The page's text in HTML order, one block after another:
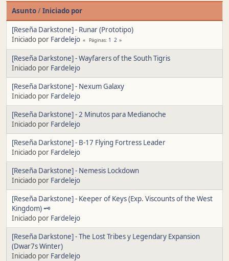
Asunto/Iniciado por
[Reseña Darkstone] - Runar (Prototipo)
Iniciado por Fardelejo Páginas 1 2
[Reseña Darkstone] - Wayfarers of the South Tigris
Iniciado por Fardelejo
[Reseña Darkstone] - Nexum Galaxy
Iniciado por Fardelejo
[Reseña Darkstone] - 2 Minutos para Medianoche
Iniciado por Fardelejo
[Reseña Darkstone] - B-17 Flying Fortress Leader
Iniciado por Fardelejo
[Reseña Darkstone] - Nemesis Lockdown
Iniciado por Fardelejo
[Reseña Darkstone] - Keeper of Keys (Exp. Viscounts of the West
Kingdom) 🗝
Iniciado por Fardelejo
[Reseña Darkstone] - The Lost Tribes y Legendary Expansion
(Dwar7s Winter)
Iniciado por Fardelejo